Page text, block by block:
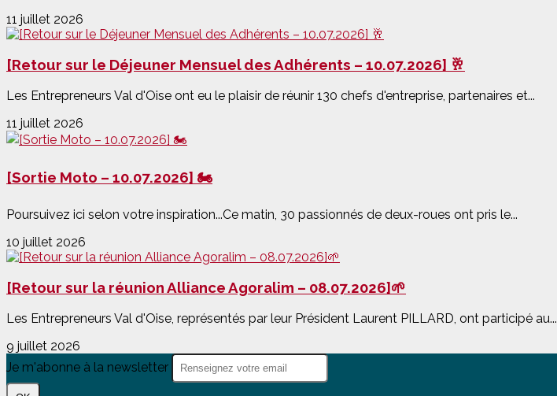
11 juillet 2026
[Retour sur le Déjeuner Mensuel des Adhérents – 10.07.2026] 🥂
Les Entrepreneurs Val d'Oise ont eu le plaisir de réunir 130 chefs d'entreprise, partenaires et...
11 juillet 2026
[Sortie Moto – 10.07.2026] 🏍️
Poursuivez ici selon votre inspiration...Ce matin, 30 passionnés de deux-roues ont pris le...
10 juillet 2026
[Retour sur la réunion Alliance Agoralim – 08.07.2026]🌱
Les Entrepreneurs Val d'Oise, représentés par leur Président Laurent PILLARD, ont participé au...
9 juillet 2026
Je m'abonne à la newsletter